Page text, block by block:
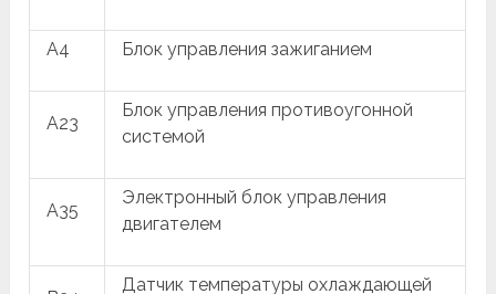
A4 Блок управления зажиганием
A23
Блок управления противоугонной
системой
A35
Электронный блок управления
двигателем
Датчик температуры охлаждающей